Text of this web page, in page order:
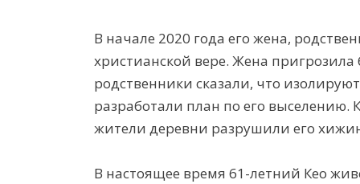
В начале 2020 года его жена,
христианской вере. Жена пригрозила
родственники сказали, что
разработали план по его выселению.
жители деревни разрушили его
В настоящее время 61-летний Кео